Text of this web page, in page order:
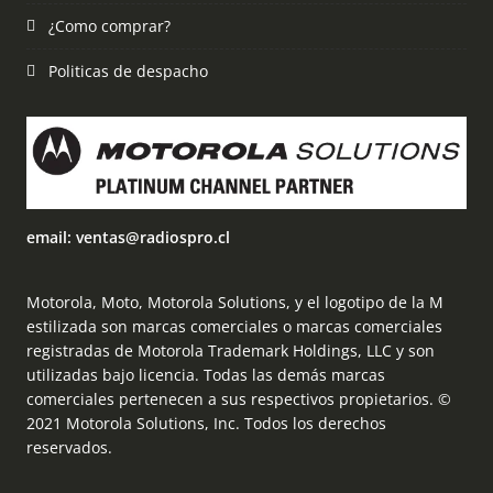
¿Como comprar?
Politicas de despacho
email: ventas@radiospro.cl
Motorola, Moto, Motorola Solutions, y el logotipo de la M
estilizada son marcas comerciales o marcas comerciales
registradas de Motorola Trademark Holdings, LLC y son
utilizadas bajo licencia. Todas las demás marcas
comerciales pertenecen a sus respectivos propietarios. ©
2021 Motorola Solutions, Inc. Todos los derechos
reservados.